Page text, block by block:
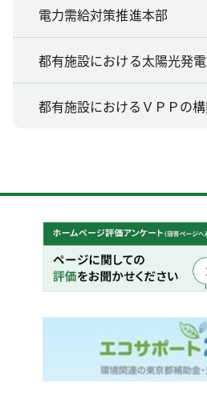
電力需給対策推進本部
都有施設における太陽光発
都有施設におけるＶＰＰの